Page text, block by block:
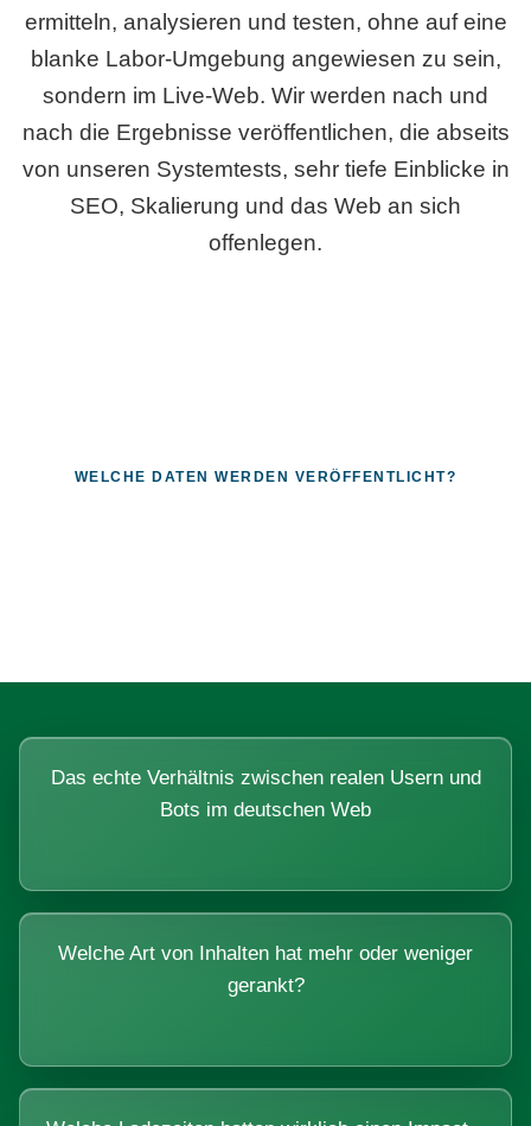
ermitteln, analysieren und testen, ohne auf eine
blanke Labor-Umgebung angewiesen zu sein,
sondern im Live-Web. Wir werden nach und
nach die Ergebnisse veröffentlichen, die abseits
von unseren Systemtests, sehr tiefe Einblicke in
SEO, Skalierung und das Web an sich
offenlegen.
WELCHE DATEN WERDEN VERÖFFENTLICHT?
Das echte Verhältnis zwischen realen Usern und
Bots im deutschen Web
Welche Art von Inhalten hat mehr oder weniger
gerankt?